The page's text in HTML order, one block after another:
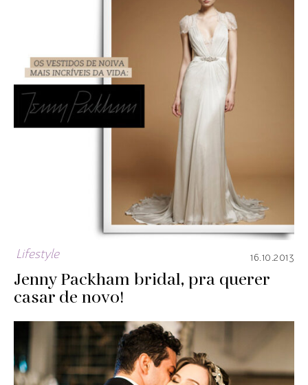
Lifestyle 16.10.2013
Jenny Packham bridal, pra querer
casar de novo!